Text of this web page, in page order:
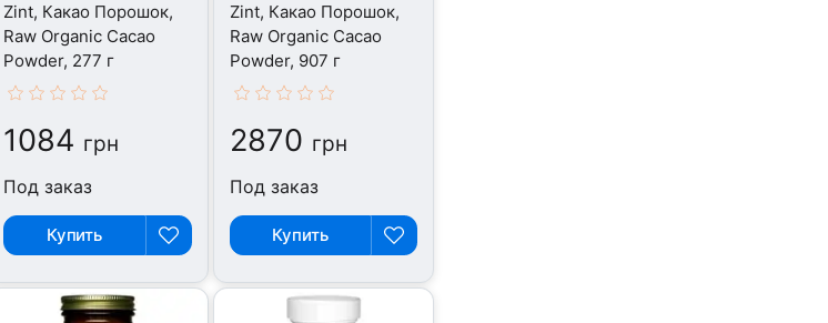
Zint, Какао Порошок,
Raw Organic Cacao
Powder, 277 г
1084 грн
Под заказ
Купить
Zint, Какао Порошок,
Raw Organic Cacao
Powder, 907 г
2870 грн
Под заказ
Купить